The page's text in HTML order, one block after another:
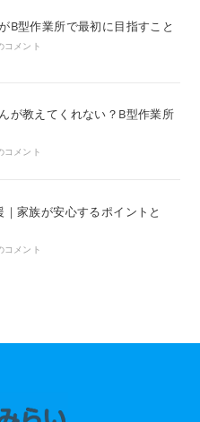
B型作業所で最初に目指すこと
コメント
が教えてくれない？B型作業所
コメント
家族が安心するポイントと
コメント